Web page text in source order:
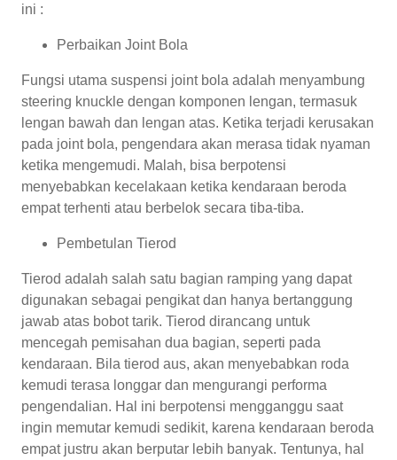
ini :
Perbaikan Joint Bola
Fungsi utama suspensi joint bola adalah menyambung
steering knuckle dengan komponen lengan, termasuk
lengan bawah dan lengan atas. Ketika terjadi kerusakan
pada joint bola, pengendara akan merasa tidak nyaman
ketika mengemudi. Malah, bisa berpotensi
menyebabkan kecelakaan ketika kendaraan beroda
empat terhenti atau berbelok secara tiba-tiba.
Pembetulan Tierod
Tierod adalah salah satu bagian ramping yang dapat
digunakan sebagai pengikat dan hanya bertanggung
jawab atas bobot tarik. Tierod dirancang untuk
mencegah pemisahan dua bagian, seperti pada
kendaraan. Bila tierod aus, akan menyebabkan roda
kemudi terasa longgar dan mengurangi performa
pengendalian. Hal ini berpotensi mengganggu saat
ingin memutar kemudi sedikit, karena kendaraan beroda
empat justru akan berputar lebih banyak. Tentunya, hal